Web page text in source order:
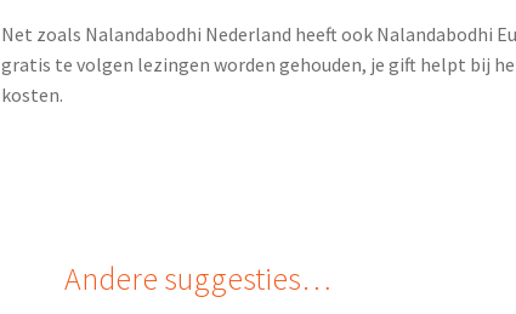
Net zoals Nalandabodhi Nederland heeft ook Nalandabodhi
gratis te volgen lezingen worden gehouden, je gift helpt bij
kosten.
Andere suggesties…